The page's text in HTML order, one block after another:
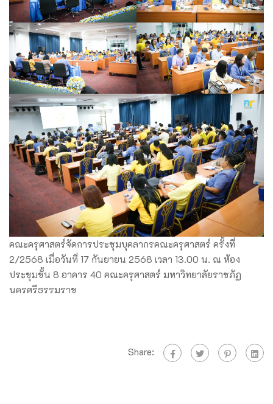
คณะครุศาสตร์จัดการประชุมบุคลากรคณะครุศาสตร์ ครั้งที่
2/2568 เมื่อวันที่ 17 กันยายน 2568 เวลา 13.00 น. ณ ห้อง
ประชุมชั้น 8 อาคาร 40 คณะครุศาสตร์ มหาวิทยาลัยราชภัฏ
นครศรีธรรมราช
Share: